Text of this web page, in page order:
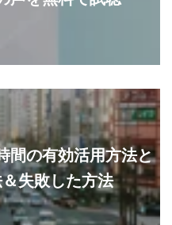
間の有効活用方法と
失敗した方法